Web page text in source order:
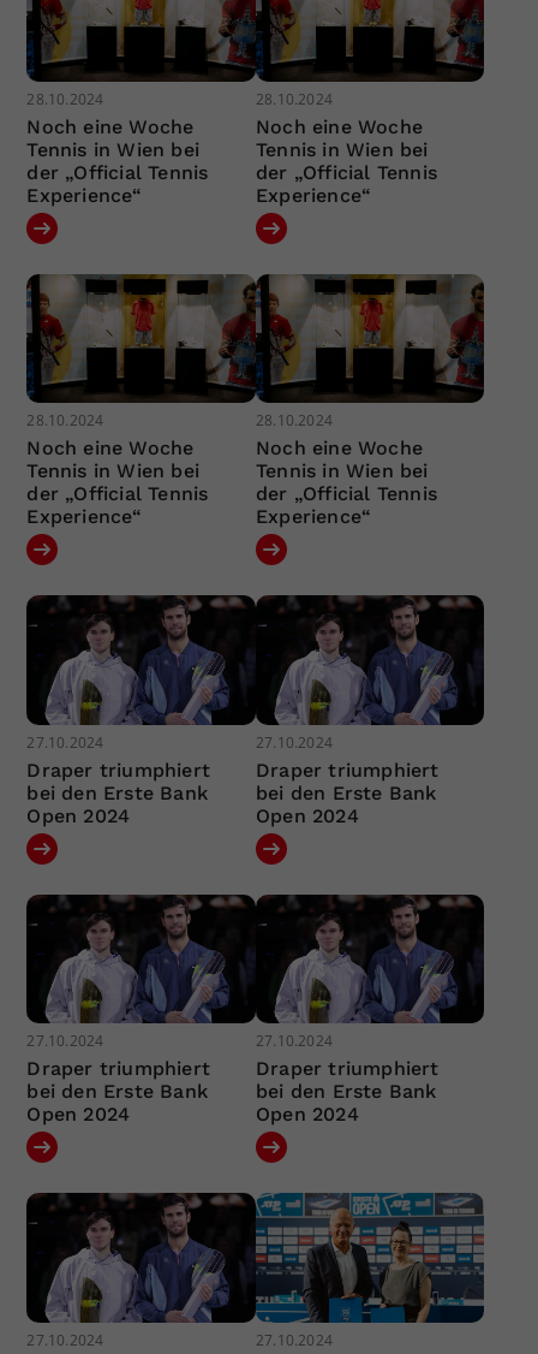
28.10.2024
Noch eine Woche
Tennis in Wien bei
der „Official Tennis
Experience“
28.10.2024
Noch eine Woche
Tennis in Wien bei
der „Official Tennis
Experience“
28.10.2024
Noch eine Woche
Tennis in Wien bei
der „Official Tennis
Experience“
28.10.2024
Noch eine Woche
Tennis in Wien bei
der „Official Tennis
Experience“
27.10.2024
Draper triumphiert
bei den Erste Bank
Open 2024
27.10.2024
Draper triumphiert
bei den Erste Bank
Open 2024
27.10.2024
Draper triumphiert
bei den Erste Bank
Open 2024
27.10.2024
Draper triumphiert
bei den Erste Bank
Open 2024
27.10.2024 27.10.2024